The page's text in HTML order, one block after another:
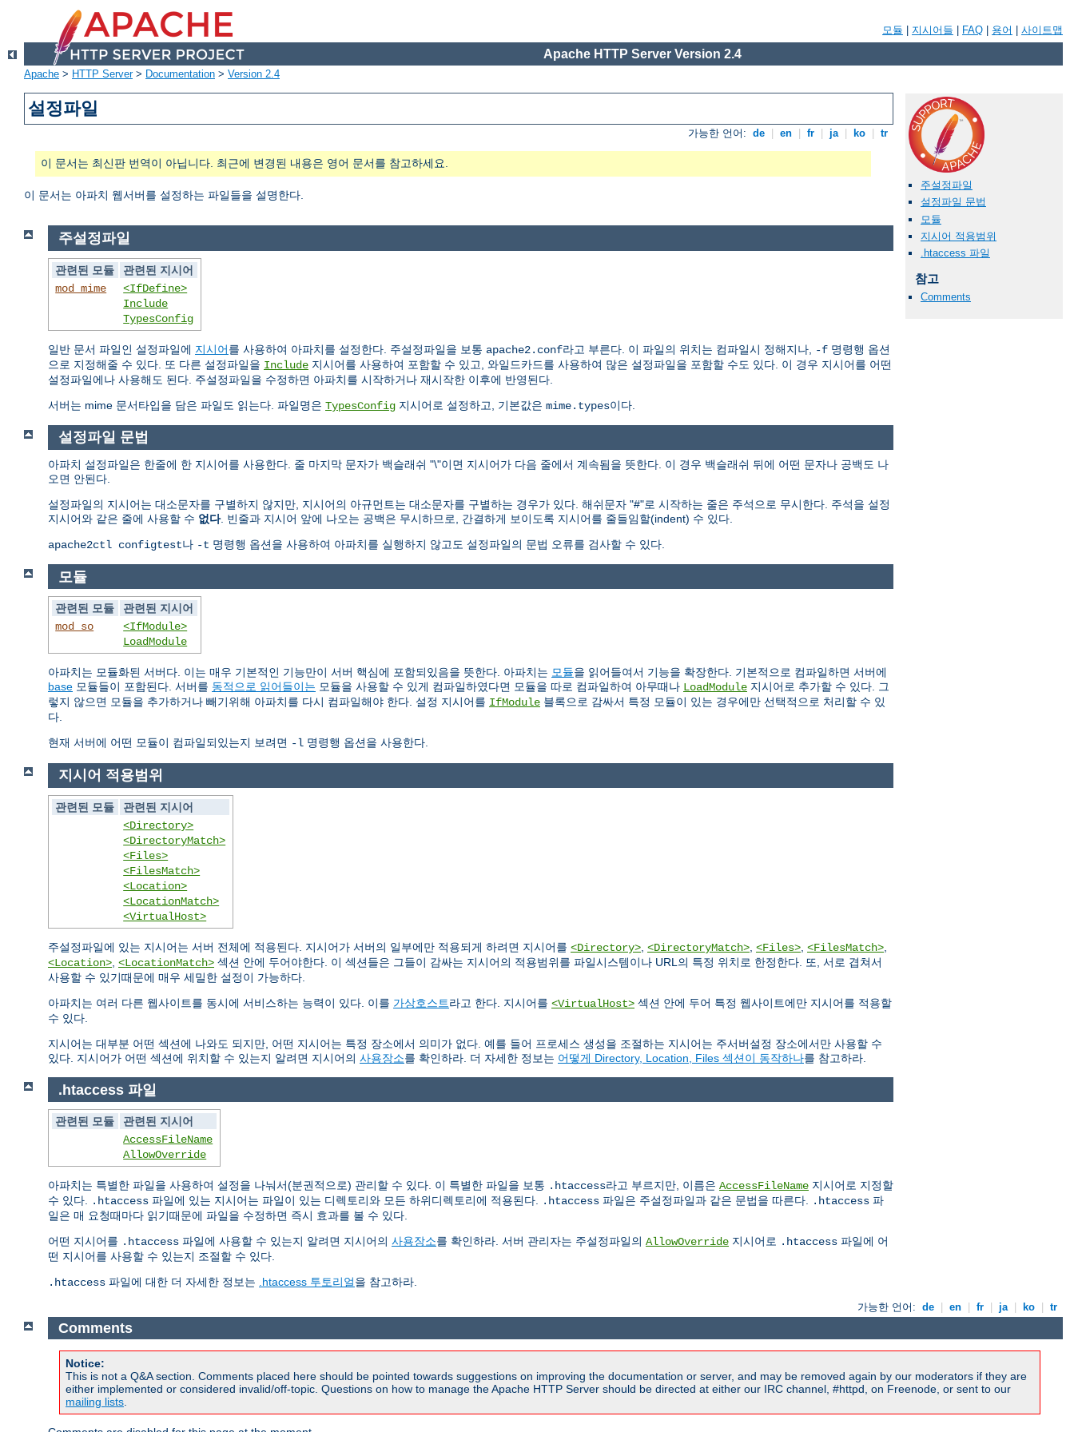
모듈 지시어들 FAQ 용어 사이트맵
Apache HTTP Server Version 2.4
Apache > HTTP Server> Documentation > Version 2.4
설정파일
가능한 언어: de en fr ja ko tr
이 문서는 최신판 번역이 아닙니다. 최근에 변경된 내용은 영어 문서를 참고하세요.
이 문서는 아파치 웹서버를 설정하는 파일들을 설명한다.
주설정파일
설정파일 문법
모듈
지시어 적용범위
.htaccess 파일
참고
Comments
주설정파일
관련된 모듈
관련된 지시어
mod_mime
<IfDefine>
Include
TypesConfig
일반 문서 파일인 설정파일에 지시어를 사용하여 아파치를 설정한다. 주설정파일을 보통 apache2.conf라고 부른다. 이 파일의 위치는 컴파일시 정해지나, -f 명령행 옵션
으로 지정해줄 수 있다. 또 다른 설정파일을 Include 지시어를 사용하여 포함할 수 있고, 와일드카드를 사용하여 많은 설정파일을 포함할 수도 있다. 이 경우 지시어를 어떤
설정파일에나 사용해도 된다. 주설정파일을 수정하면 아파치를 시작하거나 재시작한 이후에 반영된다.
서버는 mime 문서타입을 담은 파일도 읽는다. 파일명은 TypesConfig 지시어로 설정하고, 기본값은 mime.types이다.
설정파일 문법
아파치 설정파일은 한줄에 한 지시어를 사용한다. 줄 마지막 문자가 백슬래쉬 "\"이면 지시어가 다음 줄에서 계속됨을 뜻한다. 이 경우 백슬래쉬 뒤에 어떤 문자나 공백도 나
오면 안된다.
설정파일의 지시어는 대소문자를 구별하지 않지만, 지시어의 아규먼트는 대소문자를 구별하는 경우가 있다. 해쉬문자 "#"로 시작하는 줄은 주석으로 무시한다. 주석을 설정
지시어와 같은 줄에 사용할 수 없다. 빈줄과 지시어 앞에 나오는 공백은 무시하므로, 간결하게 보이도록 지시어를 줄들임할(indent) 수 있다.
apache2ctl configtest나 -t 명령행 옵션을 사용하여 아파치를 실행하지 않고도 설정파일의 문법 오류를 검사할 수 있다.
모듈
관련된 모듈
관련된 지시어
mod_so
<IfModule>
LoadModule
아파치는 모듈화된 서버다. 이는 매우 기본적인 기능만이 서버 핵심에 포함되있음을 뜻한다. 아파치는 모듈을 읽어들여서 기능을 확장한다. 기본적으로 컴파일하면 서버에
base 모듈들이 포함된다. 서버를 동적으로 읽어들이는 모듈을 사용할 수 있게 컴파일하였다면 모듈을 따로 컴파일하여 아무때나 LoadModule 지시어로 추가할 수 있다. 그
렇지 않으면 모듈을 추가하거나 빼기위해 아파치를 다시 컴파일해야 한다. 설정 지시어를 IfModule 블록으로 감싸서 특정 모듈이 있는 경우에만 선택적으로 처리할 수 있
다.
현재 서버에 어떤 모듈이 컴파일되있는지 보려면 -l 명령행 옵션을 사용한다.
지시어 적용범위
관련된 모듈
관련된 지시어
<Directory>
<DirectoryMatch>
<Files>
<FilesMatch>
<Location>
<LocationMatch>
<VirtualHost>
주설정파일에 있는 지시어는 서버 전체에 적용된다. 지시어가 서버의 일부에만 적용되게 하려면 지시어를 <Directory> <DirectoryMatch> <Files> <FilesMatch>
<Location> <LocationMatch> 섹션 안에 두어야한다. 이 섹션들은 그들이 감싸는 지시어의 적용범위를 파일시스템이나 URL의 특정 위치로 한정한다. 또, 서로 겹쳐서
사용할 수 있기때문에 매우 세밀한 설정이 가능하다.
아파치는 여러 다른 웹사이트를 동시에 서비스하는 능력이 있다. 이를 가상호스트라고 한다. 지시어를 <VirtualHost> 섹션 안에 두어 특정 웹사이트에만 지시어를 적용할
수 있다.
지시어는 대부분 어떤 섹션에 나와도 되지만, 어떤 지시어는 특정 장소에서 의미가 없다. 예를 들어 프로세스 생성을 조절하는 지시어는 주서버설정 장소에서만 사용할 수
있다. 지시어가 어떤 섹션에 위치할 수 있는지 알려면 지시어의 사용장소를 확인하라. 더 자세한 정보는 어떻게 Directory, Location, Files 섹션이 동작하나를 참고하라.
.htaccess 파일
관련된 모듈
관련된 지시어
AccessFileName
AllowOverride
아파치는 특별한 파일을 사용하여 설정을 나눠서(분권적으로) 관리할 수 있다. 이 특별한 파일을 보통 .htaccess라고 부르지만, 이름은 AccessFileName 지시어로 지정할
수 있다. .htaccess 파일에 있는 지시어는 파일이 있는 디렉토리와 모든 하위디렉토리에 적용된다. .htaccess 파일은 주설정파일과 같은 문법을 따른다. .htaccess 파
일은 매 요청때마다 읽기때문에 파일을 수정하면 즉시 효과를 볼 수 있다.
어떤 지시어를 .htaccess 파일에 사용할 수 있는지 알려면 지시어의 사용장소를 확인하라. 서버 관리자는 주설정파일의 AllowOverride 지시어로 .htaccess 파일에 어
떤 지시어를 사용할 수 있는지 조절할 수 있다.
.htaccess 파일에 대한 더 자세한 정보는 .htaccess 투토리얼을 참고하라.
가능한 언어: de en fr ja ko tr
Comments
Notice:
This is not a Q&A section. Comments placed here should be pointed towards suggestions on improving the documentation or server, and may be removed again by our moderators if they are
either implemented or considered invalid/off-topic. Questions on how to manage the Apache HTTP Server should be directed at either our IRC channel, #httpd, on Freenode, or sent to our
mailing lists.